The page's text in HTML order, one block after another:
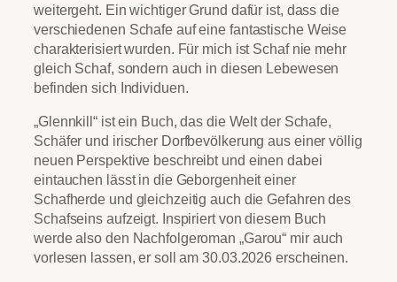
weitergeht. Ein wichtiger Grund dafür ist, dass die
verschiedenen Schafe auf eine fantastische Weise
charakterisiert wurden. Für mich ist Schaf nie mehr
gleich Schaf, sondern auch in diesen Lebewesen
befinden sich Individuen.
„Glennkill“ ist ein Buch, das die Welt der Schafe,
Schäfer und irischer Dorfbevölkerung aus einer völlig
neuen Perspektive beschreibt und einen dabei
eintauchen lässt in die Geborgenheit einer
Schafherde und gleichzeitig auch die Gefahren des
Schafseins aufzeigt. Inspiriert von diesem Buch
werde also den Nachfolgeroman „Garou“ mir auch
vorlesen lassen, er soll am 30.03.2026 erscheinen.